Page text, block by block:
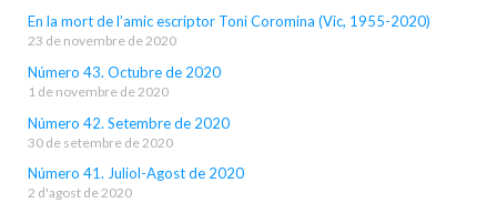
En la mort de l’amic escriptor Toni Coromina (Vic, 1955-2020)
23 de novembre de 2020
Número 43. Octubre de 2020
1 de novembre de 2020
Número 42. Setembre de 2020
30 de setembre de 2020
Número 41. Juliol-Agost de 2020
2 d'agost de 2020